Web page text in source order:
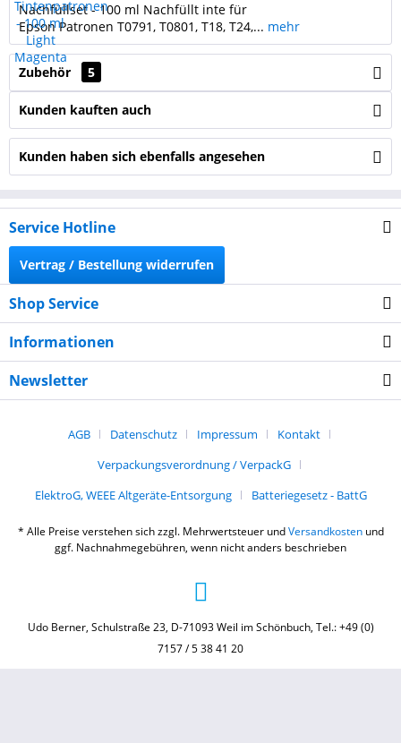
Nachfüllset - 100 ml Nachfüllt inte für
Epson Patronen T0791, T0801, T18, T24,... mehr
Zubehör 5
Kunden kauften auch
Kunden haben sich ebenfalls angesehen
Service Hotline
Vertrag / Bestellung widerrufen
Shop Service
Informationen
Newsletter
AGB Datenschutz Impressum
Kontakt
Verpackungsverordnung / VerpackG
ElektroG, WEEE Altgeräte-Entsorgung
Batteriegesetz - BattG
* Alle Preise verstehen sich zzgl. Mehrwertsteuer undVersandkostenund
ggf. Nachnahmegebühren, wenn nicht anders beschrieben
Udo Berner, Schulstraße 23, D-71093 Weil im Schönbuch, Tel.: +49 (0)
7157 / 5 38 41 20